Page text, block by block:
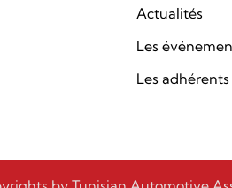
Actualités
Les
Les